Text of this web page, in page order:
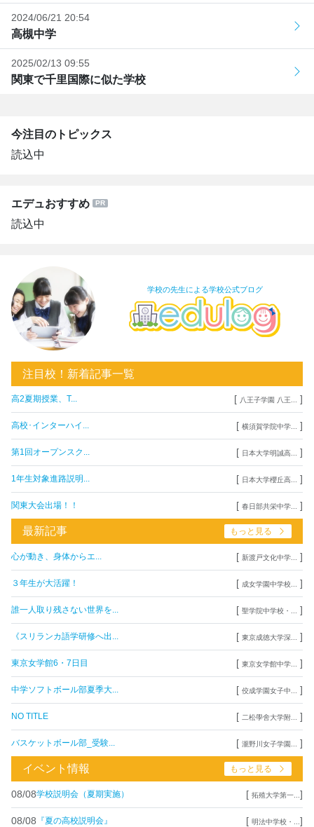
2024/06/21 20:54
高槻中学
2025/02/13 09:55
関東で千里国際に似た学校
今注目のトピックス
読込中
エデュおすすめ
読込中
学校の先生による学校公式ブログ
注目校！新着記事一覧
高2夏期授業、T... [ 八王子学園 八王... ]
高校･インターハイ... [ 横須賀学院中学... ]
第1回オープンスク... [ 日本大学明誠高... ]
1年生対象進路説明... [ 日本大学櫻丘高... ]
関東大会出場！！ [ 春日部共栄中学... ]
最新記事 もっと見る
心が動き、身体からエ... [ 新渡戸文化中学... ]
３年生が大活躍！ [ 成女学園中学校... ]
誰一人取り残さない世界を... [ 聖学院中学校・... ]
《スリランカ語学研修へ出... [ 東京成徳大学深... ]
東京女学館6・7日目 [ 東京女学館中学... ]
中学ソフトボール部夏季大... [ 佼成学園女子中... ]
NO TITLE [ 二松學舍大学附... ]
バスケットボール部_受験... [ 瀧野川女子学園... ]
イベント情報 もっと見る
08/08学校説明会（夏期実施） [ 拓殖大学第一... ]
08/08 『夏の高校説明会』 [ 明法中学校・... ]